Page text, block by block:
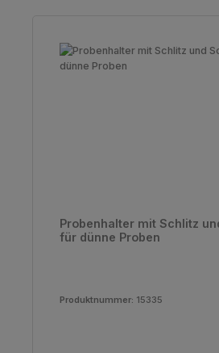
Probenhalter mit Schlitz
für dünne Proben
Produktnummer: 15335